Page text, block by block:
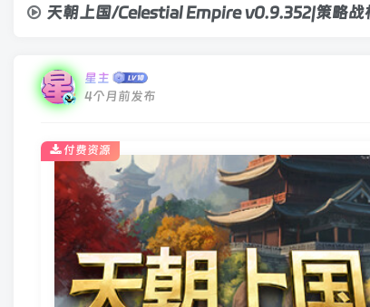
天朝上国/Celestial Empire v0.9.352|策略
星主
4个月前发布
付费资源